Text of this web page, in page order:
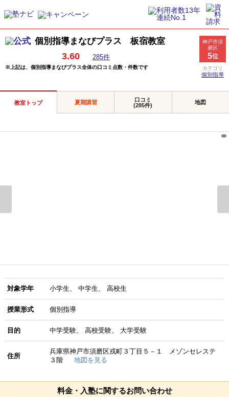
個別指導まなびプラス 板宿教室
3.60 285件
※上記は、個別指導まなびプラス全体の口コミ点数・件数です
神戸市須
磨区
5位
カテゴリ
個別指導
教室トップ 夏期講習
口コミ
(285件)
地図
対象学年 小学生 中学生 高校生
授業形式 個別指導
目的 中学受験 高校受験 大学受験
住所
兵庫県神戸市須磨区戎町３丁目５－１ メゾンセレステ
３階
地図を見る
料金・入塾に関するお問い合わせ